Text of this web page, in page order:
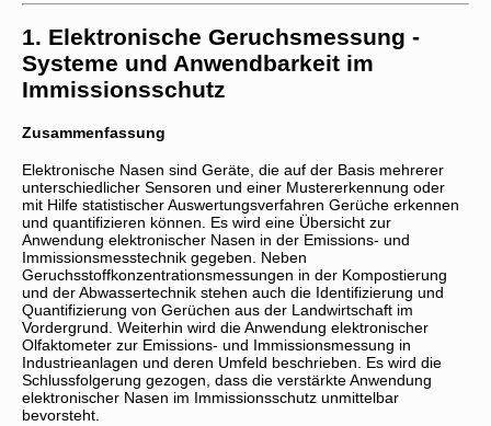
1. Elektronische Geruchsmessung -
Systeme und Anwendbarkeit im
Immissionsschutz
Zusammenfassung
Elektronische Nasen sind Geräte, die auf der Basis mehrerer
unterschiedlicher Sensoren und einer Mustererkennung oder
mit Hilfe statistischer Auswertungsverfahren Gerüche erkennen
und quantifizieren können. Es wird eine Übersicht zur
Anwendung elektronischer Nasen in der Emissions- und
Immissionsmesstechnik gegeben. Neben
Geruchsstoffkonzentrationsmessungen in der Kompostierung
und der Abwassertechnik stehen auch die Identifizierung und
Quantifizierung von Gerüchen aus der Landwirtschaft im
Vordergrund. Weiterhin wird die Anwendung elektronischer
Olfaktometer zur Emissions- und Immissionsmessung in
Industrieanlagen und deren Umfeld beschrieben. Es wird die
Schlussfolgerung gezogen, dass die verstärkte Anwendung
elektronischer Nasen im Immissionsschutz unmittelbar
bevorsteht.